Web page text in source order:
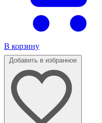
В корзину
Добавить в избранное